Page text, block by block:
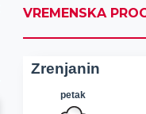
VREMENSKA